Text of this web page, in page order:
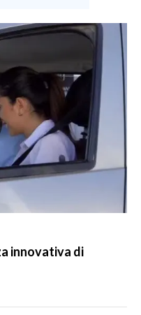
innovativa di